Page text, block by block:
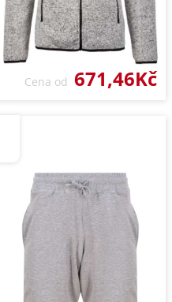
Cena od 671,46Kč